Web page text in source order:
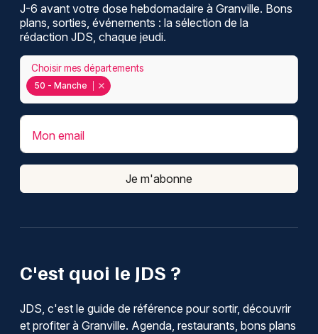
C'est quoi le JDS ?
JDS, c'est le guide de référence pour sortir, découvrir
et profiter à Granville. Agenda, restaurants, bons plans
J-6 avant votre dose hebdomadaire à Granville. Bons
plans, sorties, événements : la sélection de la
rédaction JDS, chaque jeudi.
50 - Manche
Choisir mes départements
Mon email
Je m'abonne